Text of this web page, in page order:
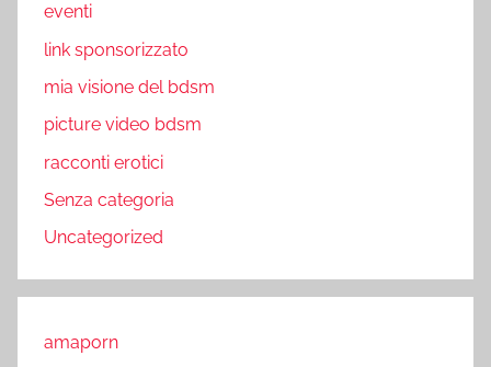
eventi
link sponsorizzato
mia visione del bdsm
picture video bdsm
racconti erotici
Senza categoria
Uncategorized
amaporn